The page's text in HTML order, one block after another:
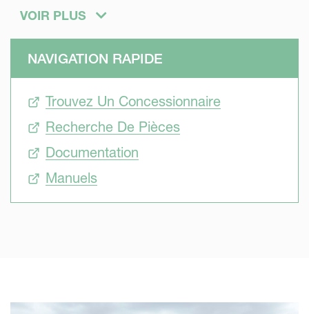
avec différents outils comme un semoir de précision, un
un traitement phytosanitaire en combinaison avec
vous accompagnons dans ces changements.
VOIR PLUS
NAVIGATION RAPIDE
Trouvez Un Concessionnaire
Recherche De Pièces
Documentation
Manuels